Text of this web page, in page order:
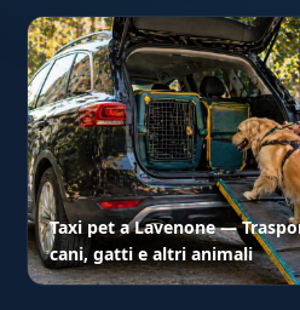
Taxi pet a Lavenone —
cani, gatti e altri animali